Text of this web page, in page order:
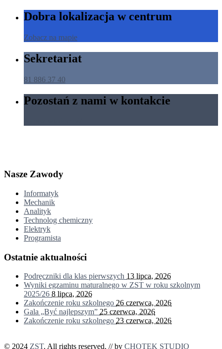
Dobra lokalizacja w centrum
Zobacz na mapie
Sekretariat
81 886 37 40
Pozostań z nami w kontakcie
Nasze Zawody
Informatyk
Mechanik
Analityk
Technolog chemiczny
Elektryk
Programista
Ostatnie aktualności
Podręczniki dla klas pierwszych 13 lipca, 2026
Wyniki egzaminu maturalnego w ZST w roku szkolnym
2025/26 8 lipca, 2026
Zakończenie roku szkolnego 26 czerwca, 2026
Gala „Być najlepszym” 25 czerwca, 2026
Zakończenie roku szkolnego 23 czerwca, 2026
© 2024 ZST. All rights reserved. // by CHOTEK STUDIO